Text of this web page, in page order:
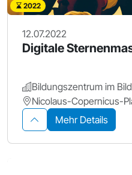
2022
12.07.2022
Digitale
Bildungszentrum im
Nicolaus-Copernicus-
Mehr Details